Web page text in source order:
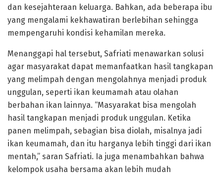
dan kesejahteraan keluarga. Bahkan, ada beberapa ibu
yang mengalami kekhawatiran berlebihan sehingga
mempengaruhi kondisi kehamilan mereka.
Menanggapi hal tersebut, Safriati menawarkan solusi
agar masyarakat dapat memanfaatkan hasil tangkapan
yang melimpah dengan mengolahnya menjadi produk
unggulan, seperti ikan keumamah atau olahan
berbahan ikan lainnya. “Masyarakat bisa mengolah
hasil tangkapan menjadi produk unggulan. Ketika
panen melimpah, sebagian bisa diolah, misalnya jadi
ikan keumamah, dan itu harganya lebih tinggi dari ikan
mentah,” saran Safriati. Ia juga menambahkan bahwa
kelompok usaha bersama akan lebih mudah